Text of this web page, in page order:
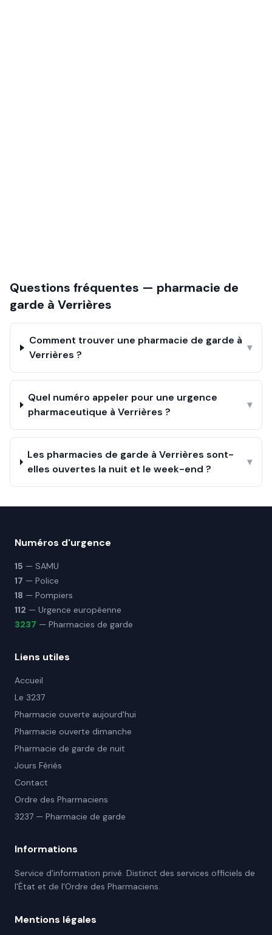
Questions fréquentes — pharmacie de
garde à Verrières
Comment trouver une pharmacie de garde à
Verrières ?
▾
Quel numéro appeler pour une urgence
pharmaceutique à Verrières ?
▾
Les pharmacies de garde à Verrières sont-
elles ouvertes la nuit et le week-end ?
▾
Numéros d'urgence
15 — SAMU
17 — Police
18 — Pompiers
112 — Urgence européenne
3237 — Pharmacies de garde
Liens utiles
Accueil
Le 3237
Pharmacie ouverte aujourd'hui
Pharmacie ouverte dimanche
Pharmacie de garde de nuit
Jours Fériés
Contact
Ordre des Pharmaciens
3237 — Pharmacie de garde
Informations
Service d'information privé. Distinct des services officiels de
l'État et de l'Ordre des Pharmaciens.
Mentions légales